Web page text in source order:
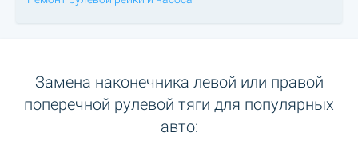
Замена наконечника левой или правой
поперечной рулевой тяги для популярных
авто: